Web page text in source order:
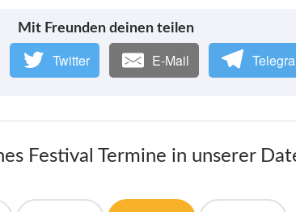
Mit Freunden deinen teilen
Twitter E-Mail
Festival Termine in unserer